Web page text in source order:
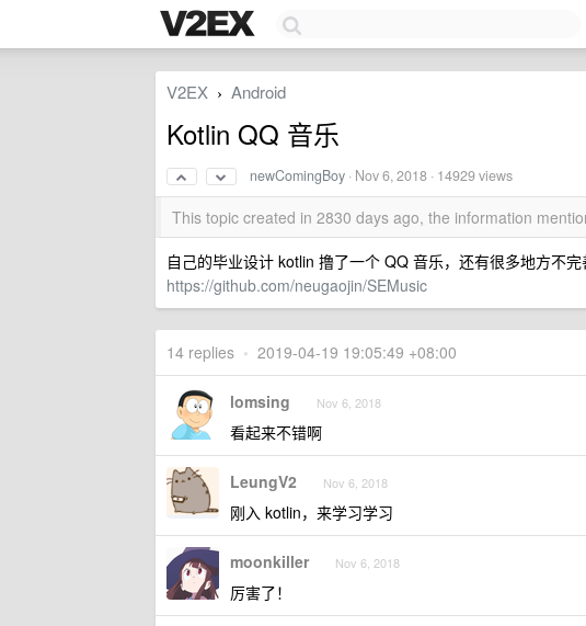
V2EX › Android
Kotlin QQ 音乐
newComingBoy · Nov 6, 2018 · 14929 views
This topic created in 2830 days ago, the information
自己的毕业设计 kotlin 撸了一个 QQ 音乐，还有很多地方不
https://github.com/neugaojin/SEMusic
14 replies • 2019-04-19 19:05:49 +08:00
lomsing Nov 6, 2018
看起来不错啊
LeungV2 Nov 6, 2018
刚入 kotlin，来学习学习
moonkiller Nov 6, 2018
厉害了！